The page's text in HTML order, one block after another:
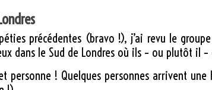
précédentes (bravo !), j’ai revu le
dans le Sud de Londres où ils – ou plutôt il
personne ! Quelques personnes arrivent